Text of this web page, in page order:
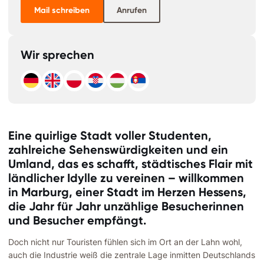
Mail schreiben Anrufen
Wir sprechen
Eine quirlige Stadt voller Studenten,
zahlreiche Sehenswürdigkeiten und ein
Umland, das es schafft, städtisches Flair mit
ländlicher Idylle zu vereinen – willkommen
in Marburg, einer Stadt im Herzen Hessens,
die Jahr für Jahr unzählige Besucherinnen
und Besucher empfängt.
Doch nicht nur Touristen fühlen sich im Ort an der Lahn wohl,
auch die Industrie weiß die zentrale Lage inmitten Deutschlands